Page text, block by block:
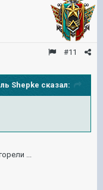
#11
Shepke сказал:
...